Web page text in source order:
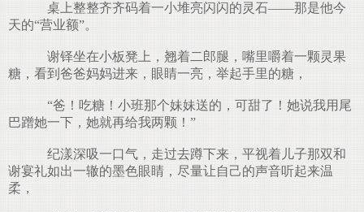
桌上整整齐齐码着一小堆亮闪闪的灵石——那是他今
天的“营业额”。
谢铎坐在小板凳上，翘着二郎腿，嘴里嚼着一颗灵果
糖，看到爸爸妈妈进来，眼睛一亮，举起手里的糖，
“爸！吃糖！小班那个妹妹送的，可甜了！她说我用尾
巴蹭她一下，她就再给我两颗！”
纪漾深吸一口气，走过去蹲下来，平视着儿子那双和
谢宴礼如出一辙的墨色眼睛，尽量让自己的声音听起来温
柔，